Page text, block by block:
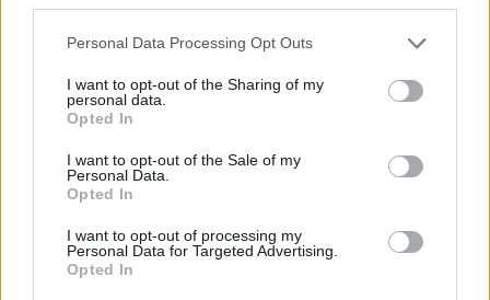
Personal Data Processing Opt Outs
I want to opt-out of the Sharing of my
personal data.
Opted In
I want to opt-out of the Sale of my
Personal Data.
Opted In
I want to opt-out of processing my
Personal Data for Targeted Advertising.
Opted In
le normative sulla protezione della privacy. Ciò include informare
chiaramente gli utenti su come i loro dati vengono trattati e
trasparenza.
Condividi questo articolo:
E-mail